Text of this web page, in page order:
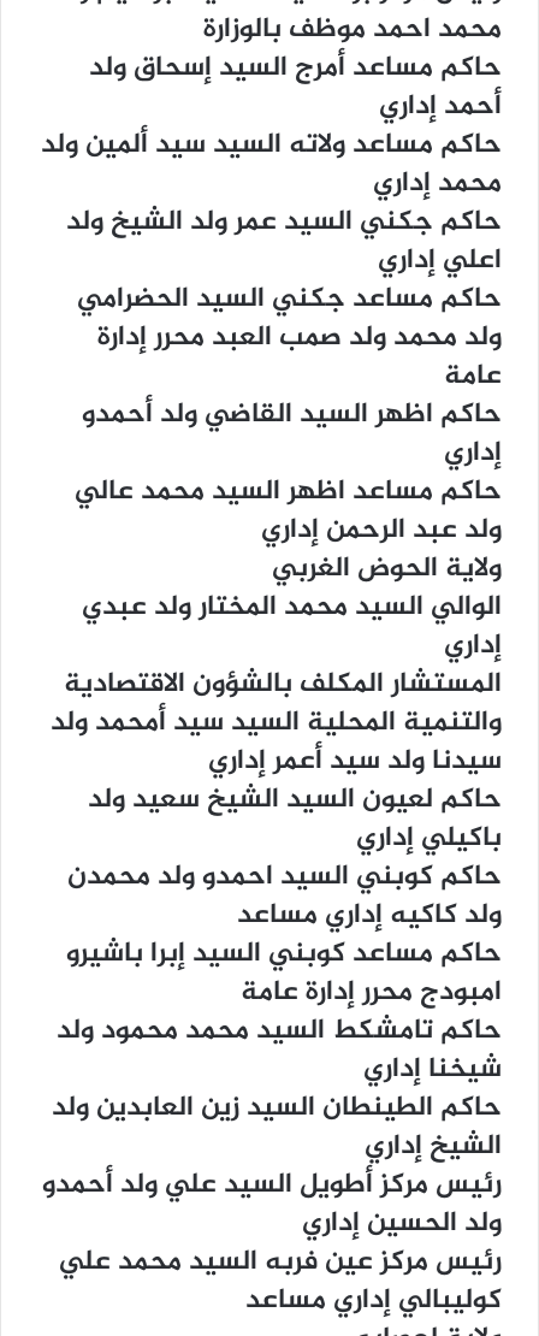
ﻣﺤﻤﺪ ﺍﺣﻤﺪ ﻣﻮﻇﻒ ﺑﺎﻟﻮﺯﺍﺭﺓ
ﺣﺎﻛﻢ ﻣﺴﺎﻋﺪ ﺃﻣﺮﺝ ﺍﻟﺴﻴﺪ ﺇﺳﺤﺎﻕ ﻭﻟﺪ
ﺃﺣﻤﺪ ﺇﺩﺍﺭﻱ
ﺣﺎﻛﻢ ﻣﺴﺎﻋﺪ ﻭﻻﺗﻪ ﺍﻟﺴﻴﺪ ﺳﻴﺪ ﺃﻟﻤﻴﻦ ﻭﻟﺪ
ﻣﺤﻤﺪ ﺇﺩﺍﺭﻱ
ﺣﺎﻛﻢ ﺟﻜﻨﻲ ﺍﻟﺴﻴﺪ ﻋﻤﺮ ﻭﻟﺪ ﺍﻟﺸﻴﺦ ﻭﻟﺪ
ﺍﻋﻠﻲ ﺇﺩﺍﺭﻱ
ﺣﺎﻛﻢ ﻣﺴﺎﻋﺪ ﺟﻜﻨﻲ ﺍﻟﺴﻴﺪ ﺍﻟﺤﻀﺮﺍﻣﻲ
ﻭﻟﺪ ﻣﺤﻤﺪ ﻭﻟﺪ ﺻﻤﺐ ﺍﻟﻌﺒﺪ ﻣﺤﺮﺭ ﺇﺩﺍﺭﺓ
ﻋﺎﻣﺔ
ﺣﺎﻛﻢ ﺍﻇﻬﺮ ﺍﻟﺴﻴﺪ ﺍﻟﻘﺎﺿﻲ ﻭﻟﺪ ﺃﺣﻤﺪﻭ
ﺇﺩﺍﺭﻱ
ﺣﺎﻛﻢ ﻣﺴﺎﻋﺪ ﺍﻇﻬﺮ ﺍﻟﺴﻴﺪ ﻣﺤﻤﺪ ﻋﺎﻟﻲ
ﻭﻟﺪ ﻋﺒﺪ ﺍﻟﺮﺣﻤﻦ ﺇﺩﺍﺭﻱ
ﻭﻻﻳﺔ ﺍﻟﺤﻮﺽ ﺍﻟﻐﺮﺑﻲ
ﺍﻟﻮﺍﻟﻲ ﺍﻟﺴﻴﺪ ﻣﺤﻤﺪ ﺍﻟﻤﺨﺘﺎﺭ ﻭﻟﺪ ﻋﺒﺪﻱ
ﺇﺩﺍﺭﻱ
ﺍﻟﻤﺴﺘﺸﺎﺭ ﺍﻟﻤﻜﻠﻒ ﺑﺎﻟﺸﺆﻭﻥ ﺍﻻﻗﺘﺼﺎﺩﻳﺔ
ﻭﺍﻟﺘﻨﻤﻴﺔ ﺍﻟﻤﺤﻠﻴﺔ ﺍﻟﺴﻴﺪ ﺳﻴﺪ ﺃﻣﺤﻤﺪ ﻭﻟﺪ
ﺳﻴﺪﻧﺎ ﻭﻟﺪ ﺳﻴﺪ ﺃﻋﻤﺮ ﺇﺩﺍﺭﻱ
ﺣﺎﻛﻢ ﻟﻌﻴﻮﻥ ﺍﻟﺴﻴﺪ ﺍﻟﺸﻴﺦ ﺳﻌﻴﺪ ﻭﻟﺪ
ﺑﺎﻛﻴﻠﻲ ﺇﺩﺍﺭﻱ
ﺣﺎﻛﻢ ﻛﻮﺑﻨﻲ ﺍﻟﺴﻴﺪ ﺍﺣﻤﺪﻭ ﻭﻟﺪ ﻣﺤﻤﺪﻥ
ﻭﻟﺪ ﻛﺎﻛﻴﻪ ﺇﺩﺍﺭﻱ ﻣﺴﺎﻋﺪ
ﺣﺎﻛﻢ ﻣﺴﺎﻋﺪ ﻛﻮﺑﻨﻲ ﺍﻟﺴﻴﺪ ﺇﺑﺮﺍ ﺑﺎﺷﻴﺮﻭ
ﺍﻣﺒﻮﺩﺝ ﻣﺤﺮﺭ ﺇﺩﺍﺭﺓ ﻋﺎﻣﺔ
ﺣﺎﻛﻢ ﺗﺎﻣﺸﻜﻂ ﺍﻟﺴﻴﺪ ﻣﺤﻤﺪ ﻣﺤﻤﻮﺩ ﻭﻟﺪ
ﺷﻴﺨﻨﺎ ﺇﺩﺍﺭﻱ
ﺣﺎﻛﻢ ﺍﻟﻄﻴﻨﻄﺎﻥ ﺍﻟﺴﻴﺪ ﺯﻳﻦ ﺍﻟﻌﺎﺑﺪﻳﻦ ﻭﻟﺪ
ﺍﻟﺸﻴﺦ ﺇﺩﺍﺭﻱ
ﺭﺋﻴﺲ ﻣﺮﻛﺰ ﺃﻃﻮﻳﻞ ﺍﻟﺴﻴﺪ ﻋﻠﻲ ﻭﻟﺪ ﺃﺣﻤﺪﻭ
ﻭﻟﺪ ﺍﻟﺤﺴﻴﻦ ﺇﺩﺍﺭﻱ
ﺭﺋﻴﺲ ﻣﺮﻛﺰ ﻋﻴﻦ ﻓﺮﺑﻪ ﺍﻟﺴﻴﺪ ﻣﺤﻤﺪ ﻋﻠﻲ
ﻛﻮﻟﻴﺒﺎﻟﻲ ﺇﺩﺍﺭﻱ ﻣﺴﺎﻋﺪ